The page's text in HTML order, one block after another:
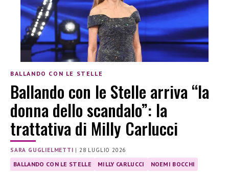
BALLANDO CON LE STELLE
Ballando con le Stelle arriva “la
donna dello scandalo”: la
trattativa di Milly Carlucci
SARA GUGLIELMETTI |28 LUGLIO 2026
BALLANDO CON LE STELLE MILLY CARLUCCI NOEMI BOCCHI